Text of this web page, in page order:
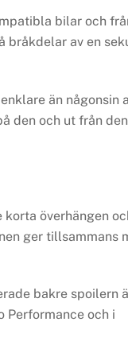
bilar och
bråkdelar av en
än någonsin
den och ut från
överhängen
ger tillsammans
bakre spoilern
Performance och i